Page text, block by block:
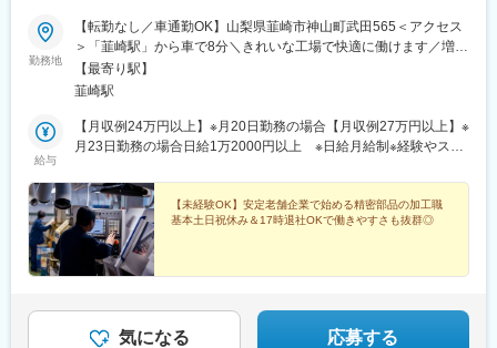
勤務地
【転勤なし／車通勤OK】山梨県韮崎市神山町武田565＜アクセス
＞「韮崎駅」から車で8分＼きれいな工場で快適に働けます／増産
に対応するため、2022年から新社屋での稼働をスタートしまし
た。業務に集中できることはもちろん、休憩中も快適な空間でし
【最寄り駅】
韮崎駅
給与
【月収例24万円以上】※月20日勤務の場合【月収例27万円以上】※
月23日勤務の場合日給1万2000円以上 ※日給月給制※経験やスキ
【未経験OK】安定老舗企業で始める精密部品の加工職
基本土日祝休み＆17時退社OKで働きやすさも抜群◎
気になる 応募する